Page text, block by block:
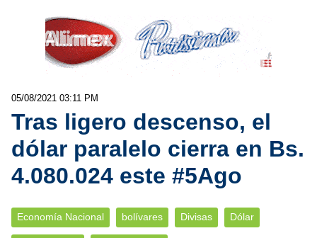
05/08/2021 03:11 PM
Tras ligero descenso, el
dólar paralelo cierra en Bs.
4.080.024 este #5Ago
Economía Nacional bolívares Divisas Dólar